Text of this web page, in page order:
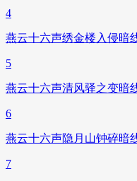
4
燕云十六声绣金楼入侵暗
5
燕云十六声清风驿之变暗
6
燕云十六声隐月山钟碎暗
7